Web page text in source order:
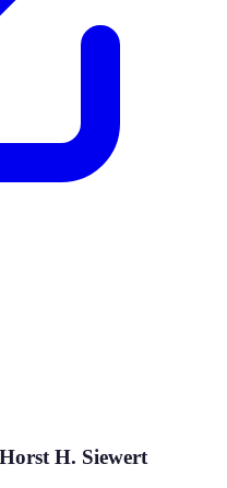
H. Siewert